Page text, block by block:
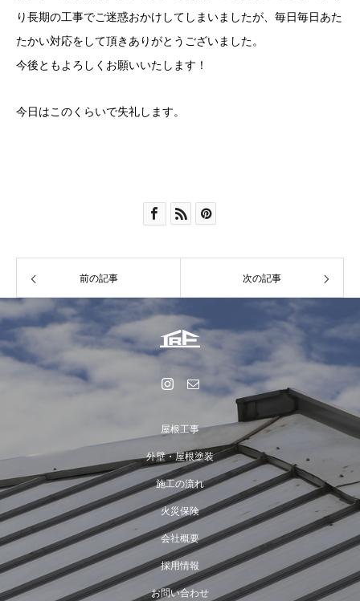
り長期の工事でご迷惑おかけしてしまいましたが、毎日毎日あた
たかい対応をして頂きありがとうございました。
今後ともよろしくお願いいたします！
今日はこのくらいで失礼します。
前の記事 次の記事
屋根工事
外壁・屋根塗装
施工の流れ
火災保険
会社概要
採用情報
お問い合わせ